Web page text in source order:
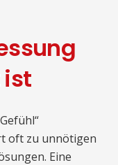
ist
oft zu unnötigen
Eine